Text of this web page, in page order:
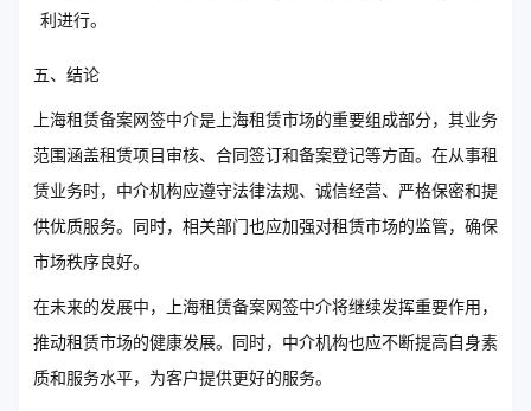
利进行。
五、结论
上海租赁备案网签中介是上海租赁市场的重要组成部分，其业务
范围涵盖租赁项目审核、合同签订和备案登记等方面。在从事租
赁业务时，中介机构应遵守法律法规、诚信经营、严格保密和提
供优质服务。同时，相关部门也应加强对租赁市场的监管，确保
市场秩序良好。
在未来的发展中，上海租赁备案网签中介将继续发挥重要作用，
推动租赁市场的健康发展。同时，中介机构也应不断提高自身素
质和服务水平，为客户提供更好的服务。